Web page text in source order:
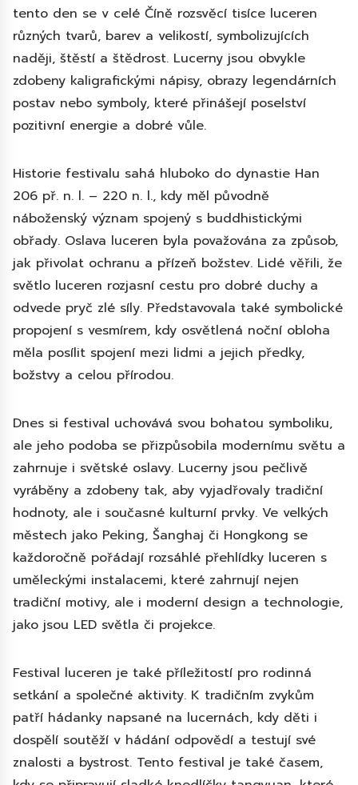
tento den se v celé Číně rozsvěcí tisíce luceren
různých tvarů, barev a velikostí, symbolizujících
naději, štěstí a štědrost. Lucerny jsou obvykle
zdobeny kaligrafickými nápisy, obrazy legendárních
postav nebo symboly, které přinášejí poselství
pozitivní energie a dobré vůle.
Historie festivalu sahá hluboko do dynastie Han
206 př. n. l. – 220 n. l., kdy měl původně
náboženský význam spojený s buddhistickými
obřady. Oslava luceren byla považována za způsob,
jak přivolat ochranu a přízeň božstev. Lidé věřili, že
světlo luceren rozjasní cestu pro dobré duchy a
odvede pryč zlé síly. Představovala také symbolické
propojení s vesmírem, kdy osvětlená noční obloha
měla posílit spojení mezi lidmi a jejich předky,
božstvy a celou přírodou.
Dnes si festival uchovává svou bohatou symboliku,
ale jeho podoba se přizpůsobila modernímu světu a
zahrnuje i světské oslavy. Lucerny jsou pečlivě
vyráběny a zdobeny tak, aby vyjadřovaly tradiční
hodnoty, ale i současné kulturní prvky. Ve velkých
městech jako Peking, Šanghaj či Hongkong se
každoročně pořádají rozsáhlé přehlídky luceren s
uměleckými instalacemi, které zahrnují nejen
tradiční motivy, ale i moderní design a technologie,
jako jsou LED světla či projekce.
Festival luceren je také příležitostí pro rodinná
setkání a společné aktivity. K tradičním zvykům
patří hádanky napsané na lucernách, kdy děti i
dospělí soutěží v hádání odpovědí a testují své
znalosti a bystrost. Tento festival je také časem,